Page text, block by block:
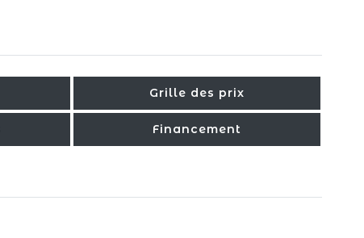
Grille des prix
Financement